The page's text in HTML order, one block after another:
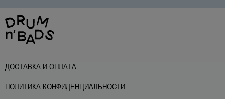
ДОСТАВКА И ОПЛАТА
ПОЛИТИКА КОНФИДЕНЦИАЛЬНОСТИ